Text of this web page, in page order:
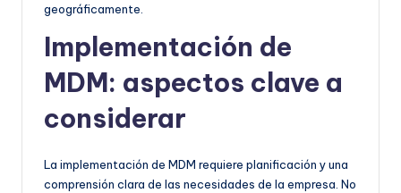
geográficamente.
Implementación de
MDM: aspectos clave a
considerar
La implementación de MDM requiere planificación y una
comprensión clara de las necesidades de la empresa. No